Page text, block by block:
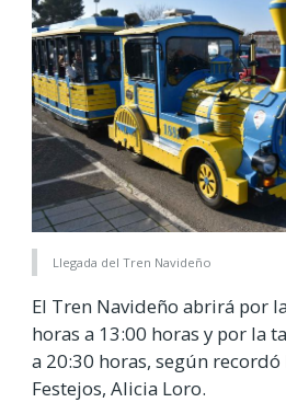
Llegada del Tren Navideño
El Tren Navideño abrirá por
horas a 13:00 horas y por la
a 20:30 horas, según recordó
Festejos, Alicia Loro.